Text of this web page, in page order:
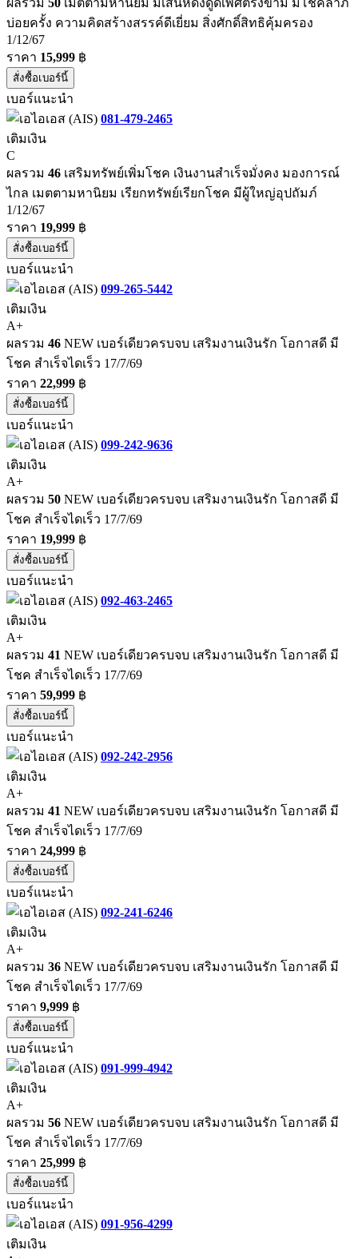
ผลรวม 50 เมตตามหานิยม มีเสน่ห์ดึงดูดเพศตรงข้าม มีโชคลาภ
บ่อยครั้ง ความคิดสร้างสรรค์ดีเยี่ยม สิ่งศักดิ์สิทธิคุ้มครอง
1/12/67
ราคา 15,999 ฿
สั่งซื้อเบอร์นี้
เบอร์แนะนำ
081-479-2465
เติมเงิน
C
ผลรวม 46 เสริมทรัพย์เพิ่มโชค เงินงานสำเร็จมั่งคง มองการณ์
ไกล เมตตามหานิยม เรียกทรัพย์เรียกโชค มีผู้ใหญ่อุปถัมภ์
1/12/67
ราคา 19,999 ฿
สั่งซื้อเบอร์นี้
เบอร์แนะนำ
099-265-5442
เติมเงิน
A+
ผลรวม 46 NEW เบอร์เดียวครบจบ เสริมงานเงินรัก โอกาสดี มี
โชค สำเร็จไดเร็ว 17/7/69
ราคา 22,999 ฿
สั่งซื้อเบอร์นี้
เบอร์แนะนำ
099-242-9636
เติมเงิน
A+
ผลรวม 50 NEW เบอร์เดียวครบจบ เสริมงานเงินรัก โอกาสดี มี
โชค สำเร็จไดเร็ว 17/7/69
ราคา 19,999 ฿
สั่งซื้อเบอร์นี้
เบอร์แนะนำ
092-463-2465
เติมเงิน
A+
ผลรวม 41 NEW เบอร์เดียวครบจบ เสริมงานเงินรัก โอกาสดี มี
โชค สำเร็จไดเร็ว 17/7/69
ราคา 59,999 ฿
สั่งซื้อเบอร์นี้
เบอร์แนะนำ
092-242-2956
เติมเงิน
A+
ผลรวม 41 NEW เบอร์เดียวครบจบ เสริมงานเงินรัก โอกาสดี มี
โชค สำเร็จไดเร็ว 17/7/69
ราคา 24,999 ฿
สั่งซื้อเบอร์นี้
เบอร์แนะนำ
092-241-6246
เติมเงิน
A+
ผลรวม 36 NEW เบอร์เดียวครบจบ เสริมงานเงินรัก โอกาสดี มี
โชค สำเร็จไดเร็ว 17/7/69
ราคา 9,999 ฿
สั่งซื้อเบอร์นี้
เบอร์แนะนำ
091-999-4942
เติมเงิน
A+
ผลรวม 56 NEW เบอร์เดียวครบจบ เสริมงานเงินรัก โอกาสดี มี
โชค สำเร็จไดเร็ว 17/7/69
ราคา 25,999 ฿
สั่งซื้อเบอร์นี้
เบอร์แนะนำ
091-956-4299
เติมเงิน